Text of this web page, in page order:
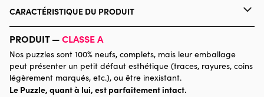
CARACTÉRISTIQUE DU PRODUIT
Catégorie Puzzles - Animaux marins
Age
Puzzle pour Adultes (500 à
PRODUIT —CLASSE A
Nos puzzles sont 100% neufs, complets, mais leur emballage
peut présenter un petit défaut esthétique (traces, rayures, coins
légèrement marqués, etc.), ou être inexistant.
Le Puzzle, quant à lui, est parfaitement intact.